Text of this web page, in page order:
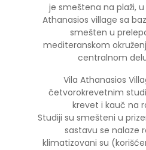
je smeštena na plaži,
Athanasios village sa
smešten u
mediteranskom
centralnom
Vila Athanasios
četvorokrevetnim
krevet i kauč na
Studiji su smešteni u
sastavu se nalaze
klimatizovani su